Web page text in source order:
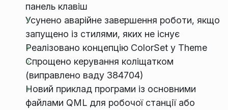
панель клавіш
Усунено аварійне завершення роботи, якщо
запущено із стилями, яких не існує
Реалізовано концепцію ColorSet у Theme
Спрощено керування коліщатком
(виправлено ваду 384704)
Новий приклад програми із основними
файлами QML для робочої станції або